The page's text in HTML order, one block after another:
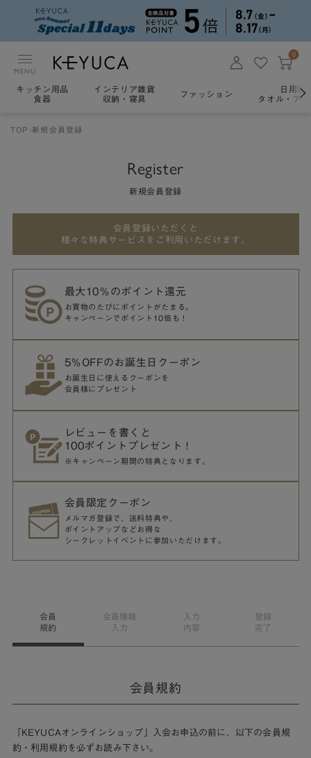
MENU
0
キッチン用品
食器
インテリア雑貨
収納・寝具
ファッション
日用雑
タオル・ア
TOP 新規会員登録
Register
新規会員登録
会員登録いただくと
様々な特典サービスをご利用いただけます。
最大10％のポイント還元
お買物のたびにポイントがたまる。
キャンペーンでポイント10倍も！
5％OFFのお誕生日クーポン
お誕生日に使えるクーポンを
会員様にプレゼント
レビューを書くと
100ポイントプレゼント！
※キャンペーン期間の特典となります。
会員限定クーポン
メルマガ登録で、送料特典や、
ポイントアップなどお得な
シークレットイベントに参加いただけます。
会員
規約
会員情報
入力
入力
内容
登録
完了
会員規約
「KEYUCAオンラインショップ」入会お申込の前に、以下の会員規
約・利用規約を必ずお読み下さい。